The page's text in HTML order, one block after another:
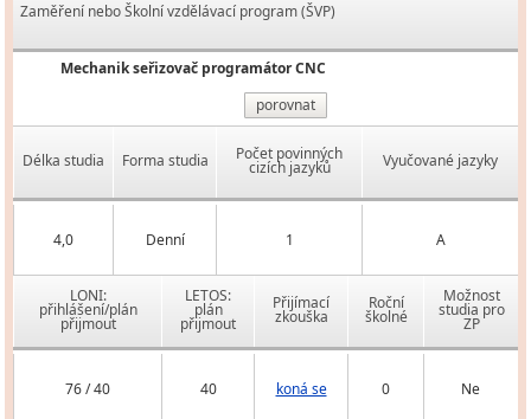
Zaměření nebo Školní vzdělávací program (ŠVP)
Mechanik seřizovač programátor CNC
porovnat
Délka studia Forma studia Počet povinných
cizích jazyků Vyučované jazyky
4,0 Denní 1 A
LONI:
přihlášení/plán
přijmout
LETOS:
plán
přijmout
Přijímací
zkouška
Roční
školné
Možnost
studia pro
ZP
76 / 40 40 koná se 0 Ne